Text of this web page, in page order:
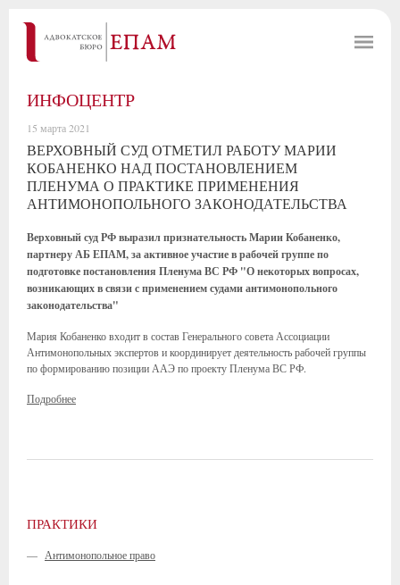
ИНФОЦЕНТР
15 марта 2021
ВЕРХОВНЫЙ СУД ОТМЕТИЛ РАБОТУ МАРИИ
КОБАНЕНКО НАД ПОСТАНОВЛЕНИЕМ
ПЛЕНУМА О ПРАКТИКЕ ПРИМЕНЕНИЯ
АНТИМОНОПОЛЬНОГО ЗАКОНОДАТЕЛЬСТВА
Верховный суд РФ выразил признательность Марии Кобаненко,
партнеру АБ ЕПАМ, за активное участие в рабочей группе по
подготовке постановления Пленума ВС РФ "О некоторых вопросах,
возникающих в связи с применением судами антимонопольного
законодательства"
Мария Кобаненко входит в состав Генерального совета Ассоциации
Антимонопольных экспертов и координирует деятельность рабочей группы
по формированию позиции ААЭ по проекту Пленума ВС РФ.
Подробнее
ПРАКТИКИ
— Антимонопольное право